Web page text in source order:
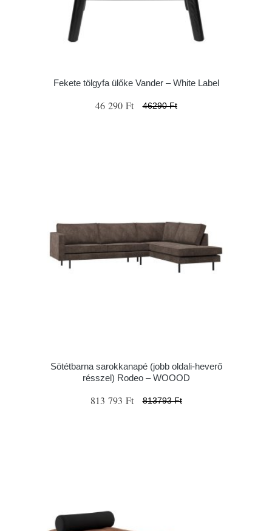
Fekete tölgyfa ülőke Vander – White Label
46 290 Ft 46290 Ft
Sötétbarna sarokkanapé (jobb oldali-heverő
résszel) Rodeo – WOOOD
813 793 Ft 813793 Ft